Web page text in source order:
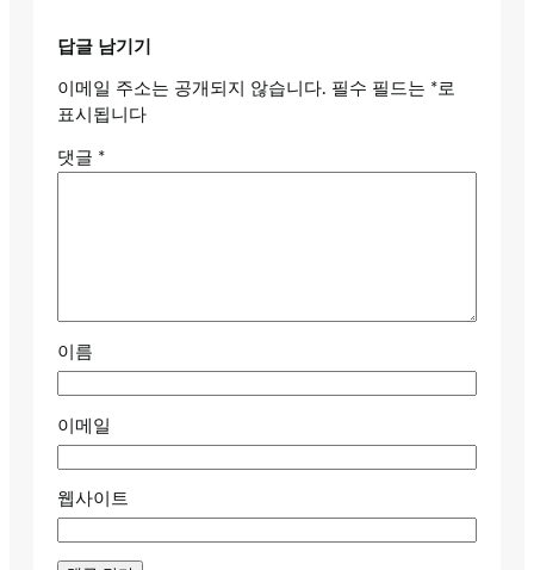
답글 남기기
이메일 주소는 공개되지 않습니다. 필수 필드는 *로
표시됩니다
댓글 *
이름
이메일
웹사이트